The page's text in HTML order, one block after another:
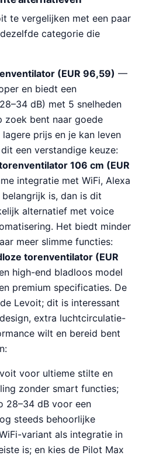
te vergelijken met een paar
categorie die
(EUR 96,59) —
en biedt een
dB) met 5 snelheden
zoek bent naar goede
prijs en je kan leven
een verstandige keuze:
106 cm (EUR
integratie met WiFi, Alexa
is, dan is dit
alternatief met voice
Het biedt minder
meer slimme functies:
torenventilator (EUR
high-end bladloos model
premium specificaties. De
Levoit; dit is interessant
extra luchtcirculatie-
wilt en bereid bent
voor ultieme stilte en
zonder smart functies;
28–34 dB voor een
steeds behoorlijke
variant als integratie in
is; en kies de Pilot Max